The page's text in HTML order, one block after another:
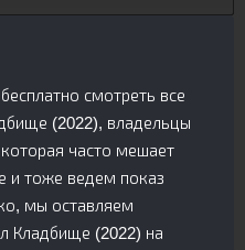
смотреть все
(2022), владельцы
часто мешает
и тоже ведем показ
мы оставляем
Кладбище (2022) на